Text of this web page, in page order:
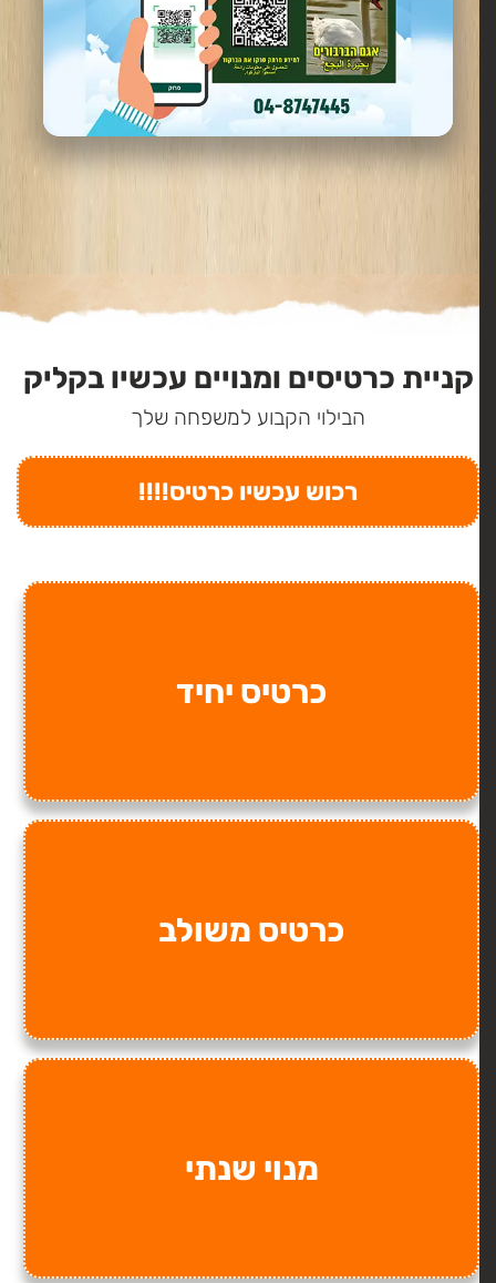
קניית כרטיסים ומנויים עכשיו בקליק
הבילוי הקבוע למשפחה שלך
רכוש עכשיו כרטיס!!!!
כרטיס יחיד
כרטיס משולב
מנוי שנתי